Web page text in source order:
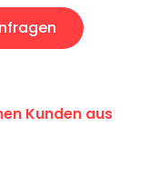
Kunden aus